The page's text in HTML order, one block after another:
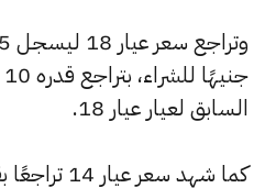
السابق لعيار عيار 18.